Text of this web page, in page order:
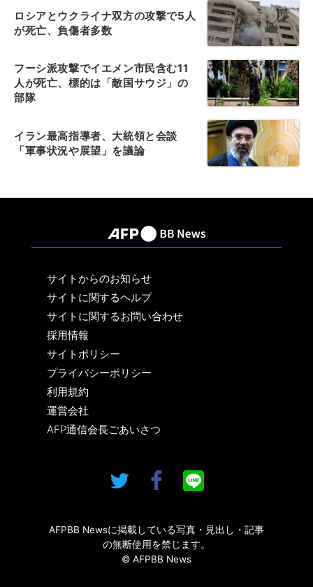
ロシアとウクライナ双方の攻撃で5人
が死亡、負傷者多数
フーシ派攻撃でイエメン市民含む11
人が死亡、標的は「敵国サウジ」の
部隊
イラン最高指導者、大統領と会談
「軍事状況や展望」を議論
サイトからのお知らせ
サイトに関するヘルプ
サイトに関するお問い合わせ
採用情報
サイトポリシー
プライバシーポリシー
利用規約
運営会社
AFP通信会長ごあいさつ
AFPBB Newsに掲載している写真・見出し・記事
の無断使用を禁じます。
© AFPBB News